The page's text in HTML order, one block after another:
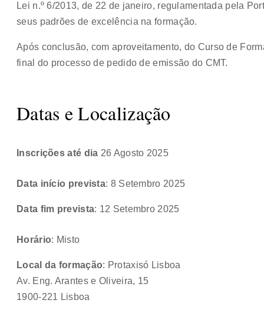
Lei n.º 6/2013, de 22 de janeiro, regulamentada pela
seus padrões de excelência na formação.
Após conclusão, com aproveitamento, do Curso de
final do processo de pedido de emissão do CMT.
Datas e Localização
Inscrições até dia 26 Agosto 2025
Data início prevista: 8 Setembro 2025
Data fim prevista: 12 Setembro 2025
Horário: Misto
Local da formação: Protaxisó Lisboa
Av. Eng. Arantes e Oliveira, 15
1900-221 Lisboa